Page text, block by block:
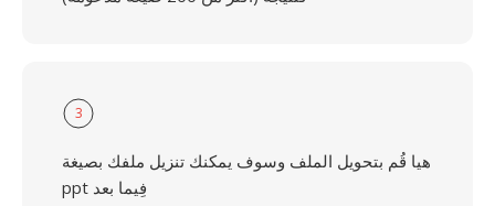
3
هيا قُم بتحويل الملف وسوف يمكنك تنزيل ملفك بصيغة
ppt فِيما بعد